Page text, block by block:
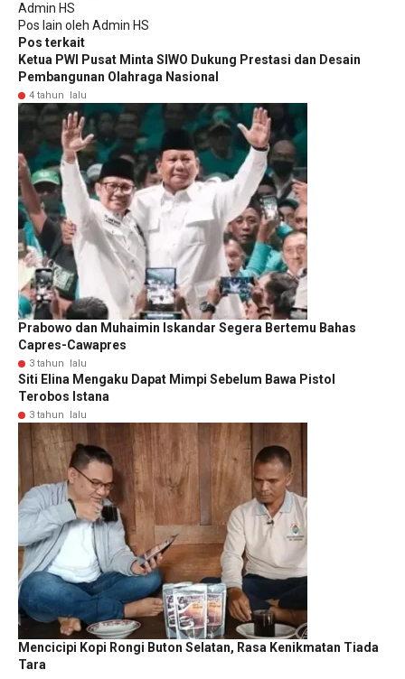
Admin HS
Pos lain oleh Admin HS
Pos terkait
Ketua PWI Pusat Minta SIWO Dukung Prestasi dan Desain
Pembangunan Olahraga Nasional
4 tahun lalu
Prabowo dan Muhaimin Iskandar Segera Bertemu Bahas
Capres-Cawapres
3 tahun lalu
Siti Elina Mengaku Dapat Mimpi Sebelum Bawa Pistol
Terobos Istana
3 tahun lalu
Mencicipi Kopi Rongi Buton Selatan, Rasa Kenikmatan Tiada
Tara